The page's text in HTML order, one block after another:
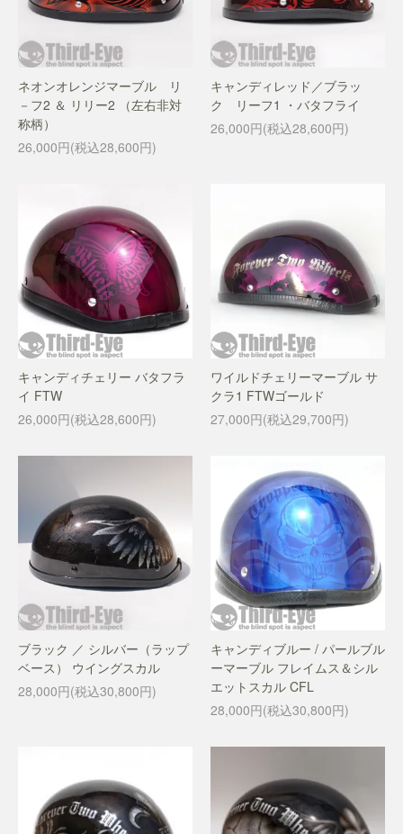
ネオンオレンジマーブル リ
－フ2 ＆ リリー2 （左右非対
称柄）
26,000円(税込28,600円)
キャンディレッド／ブラッ
ク リーフ1 ・バタフライ
26,000円(税込28,600円)
キャンディチェリー バタフラ
イ FTW
26,000円(税込28,600円)
ワイルドチェリーマーブル サ
クラ1 FTWゴールド
27,000円(税込29,700円)
ブラック ／ シルバー（ラップ
ベース） ウイングスカル
28,000円(税込30,800円)
キャンディブルー / パールブル
ーマーブル フレイムス＆シル
エットスカル CFL
28,000円(税込30,800円)